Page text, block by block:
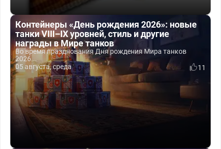
Контейнеры «День рождения 2026»: новые
танки VIII–IX уровней, стиль и другие
награды в Мире танков
Во время празднования Дня рождения Мира танков
2026...
05 августа, среда
11